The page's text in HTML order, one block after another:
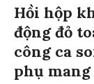
Hồi hộp
động đỏ
công ca
phụ